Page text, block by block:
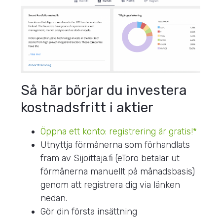
Så här börjar du investera
kostnadsfritt i aktier
Öppna ett konto: registrering är gratis!*
Utnyttja förmånerna som förhandlats
fram av Sijoittaja.fi (eToro betalar ut
förmånerna manuellt på månadsbasis)
genom att registrera dig via länken
nedan.
Gör din första insättning